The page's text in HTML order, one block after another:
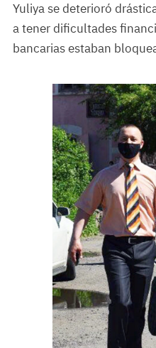
Yuliya se deterioró
a tener dificultades
bancarias estaban